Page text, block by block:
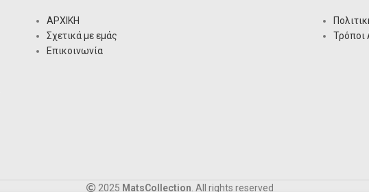
ΑΡΧΙΚΗ
Σχετικά με εμάς
Επικοινωνία
Τρόποι
2025 MatsCollection. All rights reserved